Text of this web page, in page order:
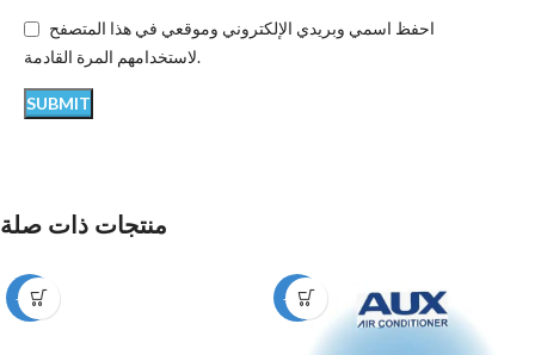
احفظ اسمي وبريدي الإلكتروني وموقعي في هذا المتصفح
لاستخدامهم المرة القادمة.
منتجات ذات صلة
-12% -12%